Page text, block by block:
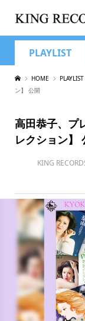
PLAYLIST
HOME PLAYLIST
ン】 公開
高田恭子、プ
レクション】
KING